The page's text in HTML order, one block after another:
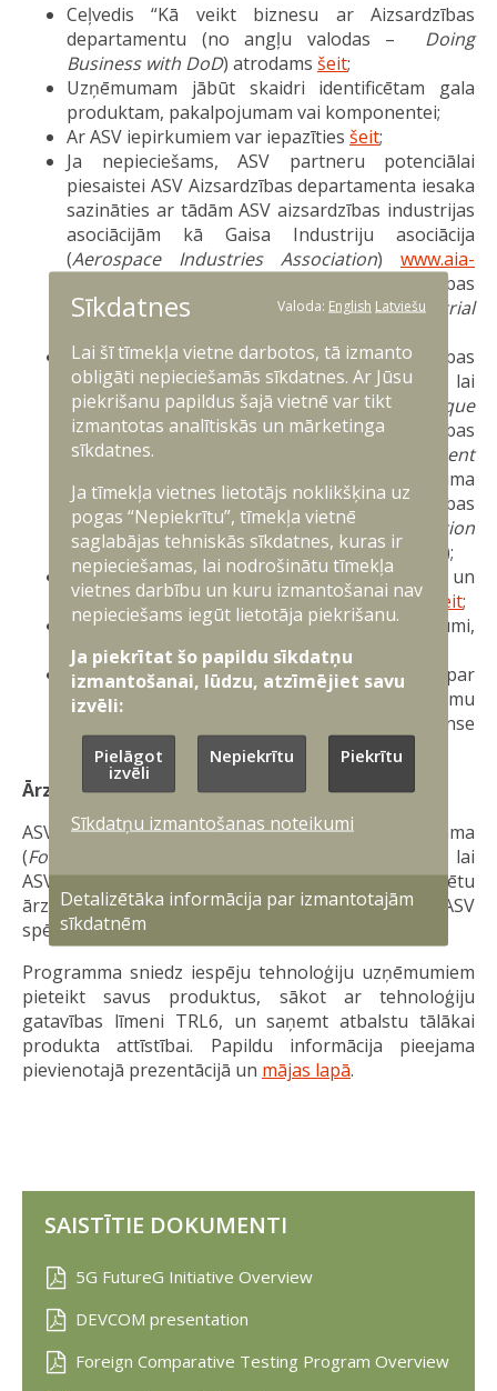
Ceļvedis “Kā veikt biznesu ar Aizsardzības
departamentu (no angļu valodas – Doing
Business with DoD) atrodams šeit;
Uzņēmumam jābūt skaidri identificētam gala
produktam, pakalpojumam vai komponentei;
Ar ASV iepirkumiem var iepazīties šeit;
Ja nepieciešams, ASV partneru potenciālai
piesaistei ASV Aizsardzības departamenta iesaka
sazināties ar tādām ASV aizsardzības industrijas
asociācijām kā Gaisa Industriju asociācija
(Aerospace Industries Association) www.aia-
un Nacionālā Aizsardzības
industriju asociācija (
National Defense Industrial
Reģistrēšanās Lēmumu pārvaldības
sistēmā(System for Award Management
), lai
iegūtu unikālu vienības identifikatoru (
Unique
Entity Identifier– UEI) un Komerciālo un valdības
vienības kodu (
Commercial and Government
) vai Ziemeļatlantijas līguma
organizācijas Komerciālo un valdības vienības
kodu (North Atlantic Treaty Organization
Commercial and Government Entity–NCAGE
);
Identificējiet pašreizējās Federālās un
Aizsardzības departamenta līgumu iespējas
šeit;
Abpusējie aizsardzības iepirkuma līgumi,
izņēmumi un atteikšanās dati pieejami
U.c. skatīt vairāk pievienotajā prezentācijā par
ASV Aizsardzības departamenta Iepirkumu
aktualitātēm (U.S. Department of Defense
Procurement Update);
Ārzemju salīdzinošās testēšanas programma
ASV Ārzemju salīdzinošās testēšanas programma
(Foreign Comparative Testing Program
) izveidota, lai
ASV Aizsardzības departaments atrastu un izvērtētu
ārzemju izveidotas tehnoloģijas, kas var aizpildīt ASV
spēju iztrūkumus un palielināt to gatavības līmeni.
Programma sniedz iespēju tehnoloģiju uzņēmumiem
pieteikt savus produktus, sākot ar tehnoloģiju
gatavības līmeni TRL6, un saņemt atbalstu tālākai
produkta attīstībai. Papildu informācija pieejama
pievienotajā prezentācijā un mājas lapā.
SAISTĪTIE DOKUMENTI
5G FutureG Initiative Overview
DEVCOM presentation
Foreign Comparative Testing Program Overview
Sīkdatnes Valoda: English Latviešu
Lai šī tīmekļa vietne darbotos, tā izmanto
obligāti nepieciešamās sīkdatnes. Ar Jūsu
piekrišanu papildus šajā vietnē var tikt
izmantotas analītiskās un mārketinga
sīkdatnes.
Ja tīmekļa vietnes lietotājs noklikšķina uz
pogas “Nepiekrītu”, tīmekļa vietnē
saglabājas tehniskās sīkdatnes, kuras ir
nepieciešamas, lai nodrošinātu tīmekļa
vietnes darbību un kuru izmantošanai nav
nepieciešams iegūt lietotāja piekrišanu.
Ja piekrītat šo papildu sīkdatņu
izmantošanai, lūdzu, atzīmējiet savu
izvēli:
Pielāgot
izvēli
Nepiekrītu Piekrītu
Sīkdatņu izmantošanas noteikumi
Detalizētāka informācija par izmantotajām
sīkdatnēm